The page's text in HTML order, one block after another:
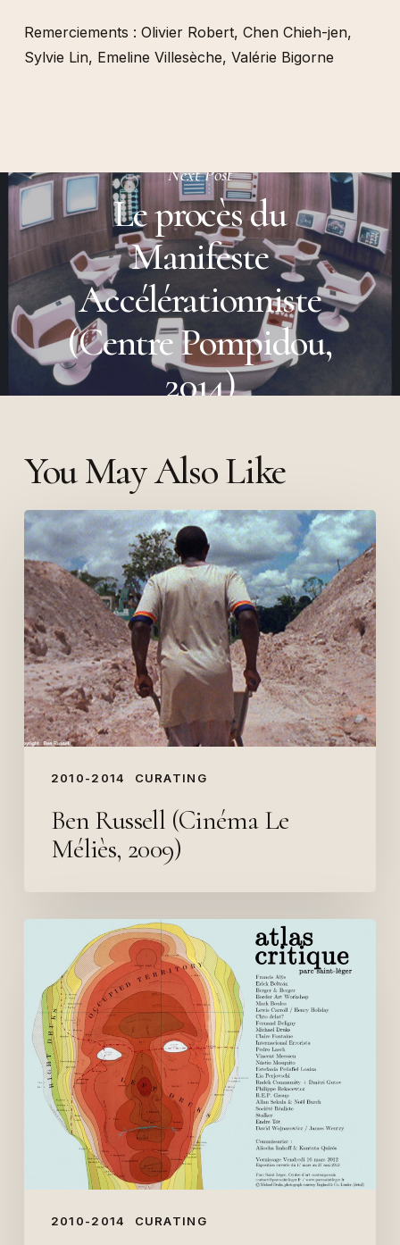
Remerciements : Olivier Robert, Chen Chieh-jen,
Sylvie Lin, Emeline Villesèche, Valérie Bigorne
Next Post
Le procès du
Manifeste
Accélérationniste
(Centre Pompidou,
2014)
You May Also Like
2010-2014 CURATING
Ben
Russell
(Cinéma
Le
Méliès,
2009)
Ben Russell (Cinéma Le
Méliès, 2009)
2010-2014 CURATING
(Parc
Saint
Léger,
2012)